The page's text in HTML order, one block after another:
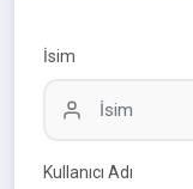
İsim
Kullanıcı Adı